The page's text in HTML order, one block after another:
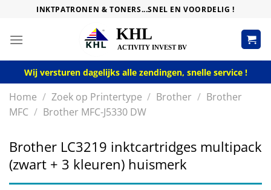
content
INKTPATRONEN & TONERS...SNEL EN VOORDELIG !
Wij versturen dagelijks alle zendingen, snelle service !
Home / Zoek op Printertype / Brother / Brother
MFC / Brother MFC-J5330 DW
Brother LC3219 inktcartridges multipack
(zwart + 3 kleuren) huismerk